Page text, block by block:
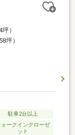
）
坪）
駐車2台以上
ォークインクローゼ
ット